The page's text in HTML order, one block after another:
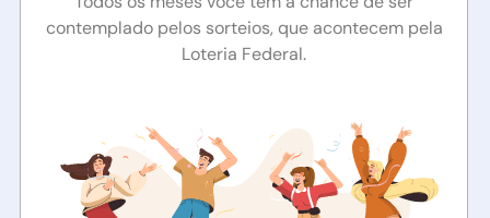
contemplado pelos sorteios, que acontecem pela
Loteria Federal.